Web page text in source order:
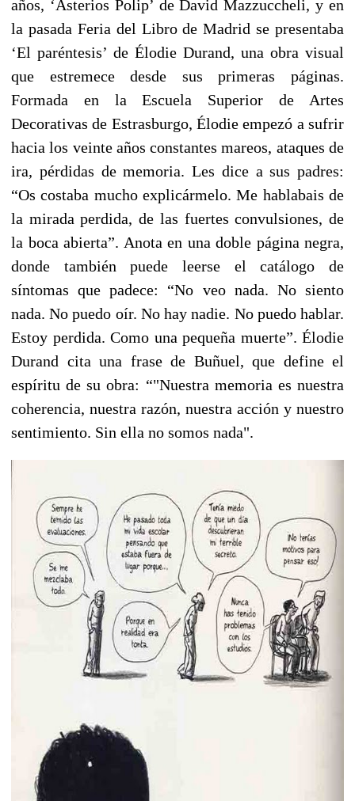
años, ‘Asterios Polip’ de David Mazzuccheli, y en
la pasada Feria del Libro de Madrid se presentaba
‘El paréntesis’ de Élodie Durand, una obra visual
que estremece desde sus primeras páginas.
Formada en la Escuela Superior de Artes
Decorativas de Estrasburgo, Élodie empezó a sufrir
hacia los veinte años constantes mareos, ataques de
ira, pérdidas de memoria. Les dice a sus padres:
“Os costaba mucho explicármelo. Me hablabais de
la mirada perdida, de las fuertes convulsiones, de
la boca abierta”. Anota en una doble página negra,
donde también puede leerse el catálogo de
síntomas que padece: “No veo nada. No siento
nada. No puedo oír. No hay nadie. No puedo hablar.
Estoy perdida. Como una pequeña muerte”. Élodie
Durand cita una frase de Buñuel, que define el
espíritu de su obra: “"Nuestra memoria es nuestra
coherencia, nuestra razón, nuestra acción y nuestro
sentimiento. Sin ella no somos nada".